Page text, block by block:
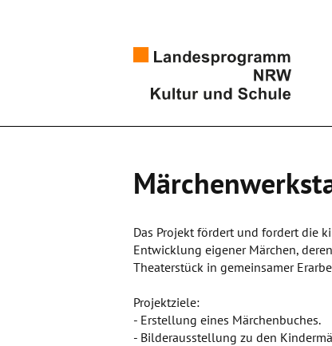
Das Projekt fördert und fordert die
Entwicklung eigener Märchen,
Theaterstück in gemeinsamer
Projektziele:
- Erstellung eines Märchenbuches.
- Bilderausstellung zu den